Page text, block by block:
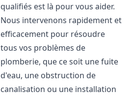
qualifiés est là pour vous aider.
Nous intervenons rapidement et
efficacement pour résoudre
tous vos problèmes de
plomberie, que ce soit une fuite
d'eau, une obstruction de
canalisation ou une installation